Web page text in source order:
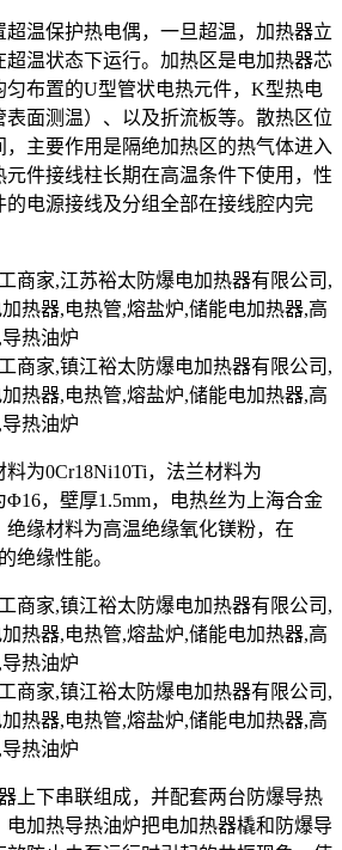
超温保护热电偶，一旦超温，加热器立
超温状态下运行。加热区是电加热器芯
匀布置的U型管状电热元件，K型热电
面测温）、以及折流板等。散热区位
主要作用是隔绝加热区的热气体进入
件接线柱长期在高温条件下使用，性
的电源接线及分组全部在接线腔内完
料为0Cr18Ni10Ti，法兰材料为
，壁厚1.5mm，电热丝为上海合金
绝缘材料为高温绝缘氧化镁粉，在
绝缘性能。
上下串联组成，并配套两台防爆导热
电加热导热油炉把电加热器橇和防爆导